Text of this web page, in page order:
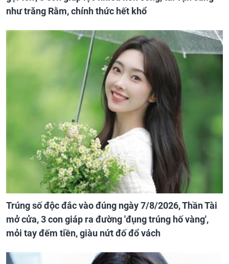
như trăng Rằm, chính thức hết khổ
Trúng số độc đắc vào đúng ngày 7/8/2026, Thần Tài
mở cửa, 3 con giáp ra đường 'đụng trúng hố vàng',
mỏi tay đếm tiền, giàu nứt đố đổ vách